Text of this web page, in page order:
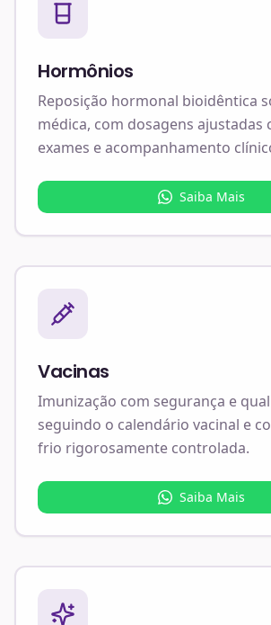
Hormônios
Reposição hormonal bioidêntica
médica, com dosagens ajustadas
exames e acompanhamento
Saiba Mais
Vacinas
Imunização com segurança e
seguindo o calendário vacinal e
frio rigorosamente controlada.
Saiba Mais